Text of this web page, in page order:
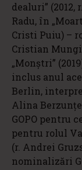
dealuri”
Radu, în
Cristi Puiu) –
Cristian
„Monștri”
inclus anul
Berlin,
Alina
GOPO pentru
pentru rolul
(r. Andrei
nominalizări